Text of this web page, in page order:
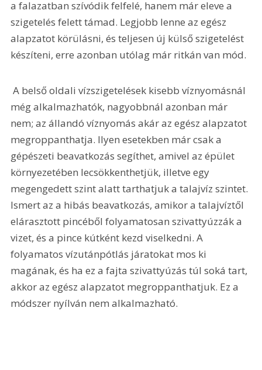
a falazatban szívódik felfelé, hanem már eleve a
szigetelés felett támad. Legjobb lenne az egész
alapzatot körülásni, és teljesen új külső szigetelést
készíteni, erre azonban utólag már ritkán van mód.
A belső oldali vízszigetelések kisebb víznyomásnál
még alkalmazhatók, nagyobbnál azonban már
nem; az állandó víznyomás akár az egész alapzatot
megroppanthatja. Ilyen esetekben már csak a
gépészeti beavatkozás segíthet, amivel az épület
környezetében lecsökkenthetjük, illetve egy
megengedett szint alatt tarthatjuk a talajvíz szintet.
Ismert az a hibás beavatkozás, amikor a talajvíztől
elárasztott pincéből folyamatosan szivattyúzzák a
vizet, és a pince kútként kezd viselkedni. A
folyamatos vízutánpótlás járatokat mos ki
magának, és ha ez a fajta szivattyúzás túl soká tart,
akkor az egész alapzatot megroppanthatjuk. Ez a
módszer nyílván nem alkalmazható.